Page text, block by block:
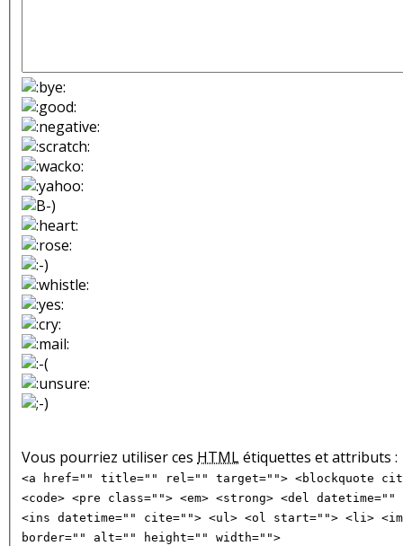
Vous pourriez utiliser ces HTMLétiquettes et attributs :
<a href="" title="" rel="" target=""> <blockquote
<code> <pre class=""> <em> <strong> <del
<ins datetime="" cite=""> <ul> <ol start=""> <li>
border="" alt="" height="" width="">